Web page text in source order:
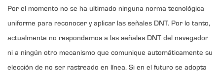
Por el momento no se ha ultimado ninguna norma tecnológica
uniforme para reconocer y aplicar las señales DNT. Por lo tanto,
actualmente no respondemos a las señales DNT del navegador
ni a ningún otro mecanismo que comunique automáticamente su
elección de no ser rastreado en línea. Si en el futuro se adopta